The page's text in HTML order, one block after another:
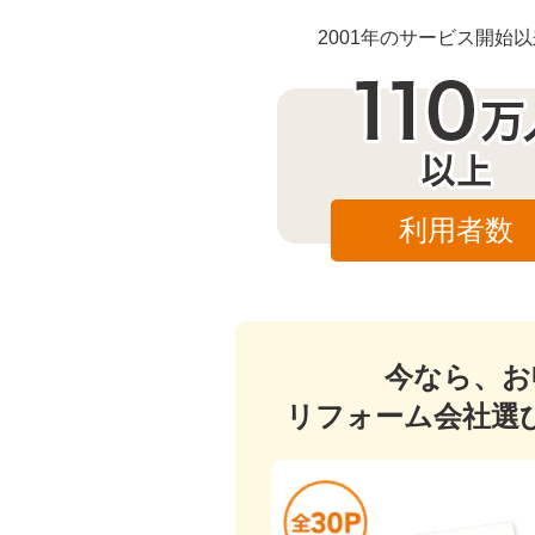
2001年のサービス開始
利用者数
今なら、
リフォーム会社選